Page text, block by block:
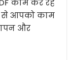
काम कर रहे
से आपको काम
और